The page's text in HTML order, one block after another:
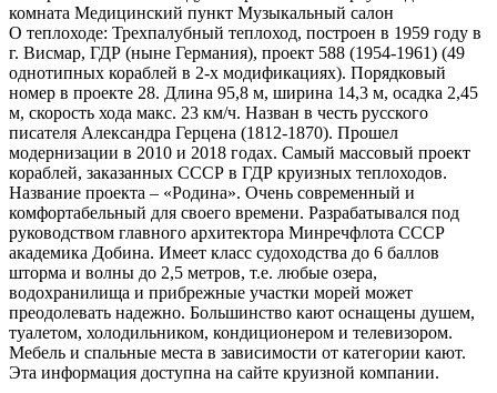
комната Медицинский пункт Музыкальный салон
О теплоходе: Трехпалубный теплоход, построен в 1959 году в
г. Висмар, ГДР (ныне Германия), проект 588 (1954-1961) (49
однотипных кораблей в 2-х модификациях). Порядковый
номер в проекте 28. Длина 95,8 м, ширина 14,3 м, осадка 2,45
м, скорость хода макс. 23 км/ч. Назван в честь русского
писателя Александра Герцена (1812-1870). Прошел
модернизации в 2010 и 2018 годах. Самый массовый проект
кораблей, заказанных СССР в ГДР круизных теплоходов.
Название проекта – «Родина». Очень современный и
комфортабельный для своего времени. Разрабатывался под
руководством главного архитектора Минречфлота СССР
академика Добина. Имеет класс судоходства до 6 баллов
шторма и волны до 2,5 метров, т.е. любые озера,
водохранилища и прибрежные участки морей может
преодолевать надежно. Большинство кают оснащены душем,
туалетом, холодильником, кондиционером и телевизором.
Мебель и спальные места в зависимости от категории кают.
Эта информация доступна на сайте круизной компании.